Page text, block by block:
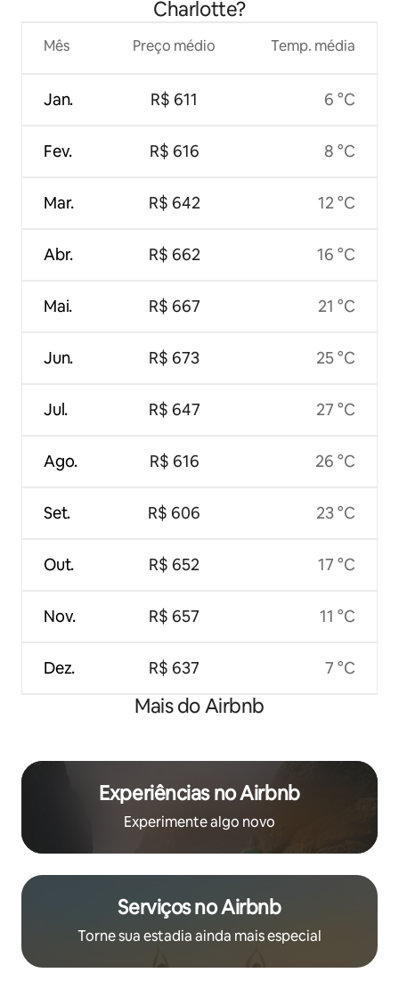
Charlotte?
Mês
Jan.
Fev.
Mar.
Abr.
Mai.
Jun.
Jul.
Ago.
Set.
Out.
Nov.
Dez.
Preço médio
R$ 611
R$ 616
R$ 642
R$ 662
R$ 667
R$ 673
R$ 647
R$ 616
R$ 606
R$ 652
R$ 657
R$ 637
Temp. média
6 °C
8 °C
12 °C
16 °C
21 °C
25 °C
27 °C
26 °C
23 °C
17 °C
11 °C
7 °C
Mais do Airbnb
Experiências no Airbnb
Experimente algo novo
Serviços no Airbnb
Torne sua estadia ainda mais especial